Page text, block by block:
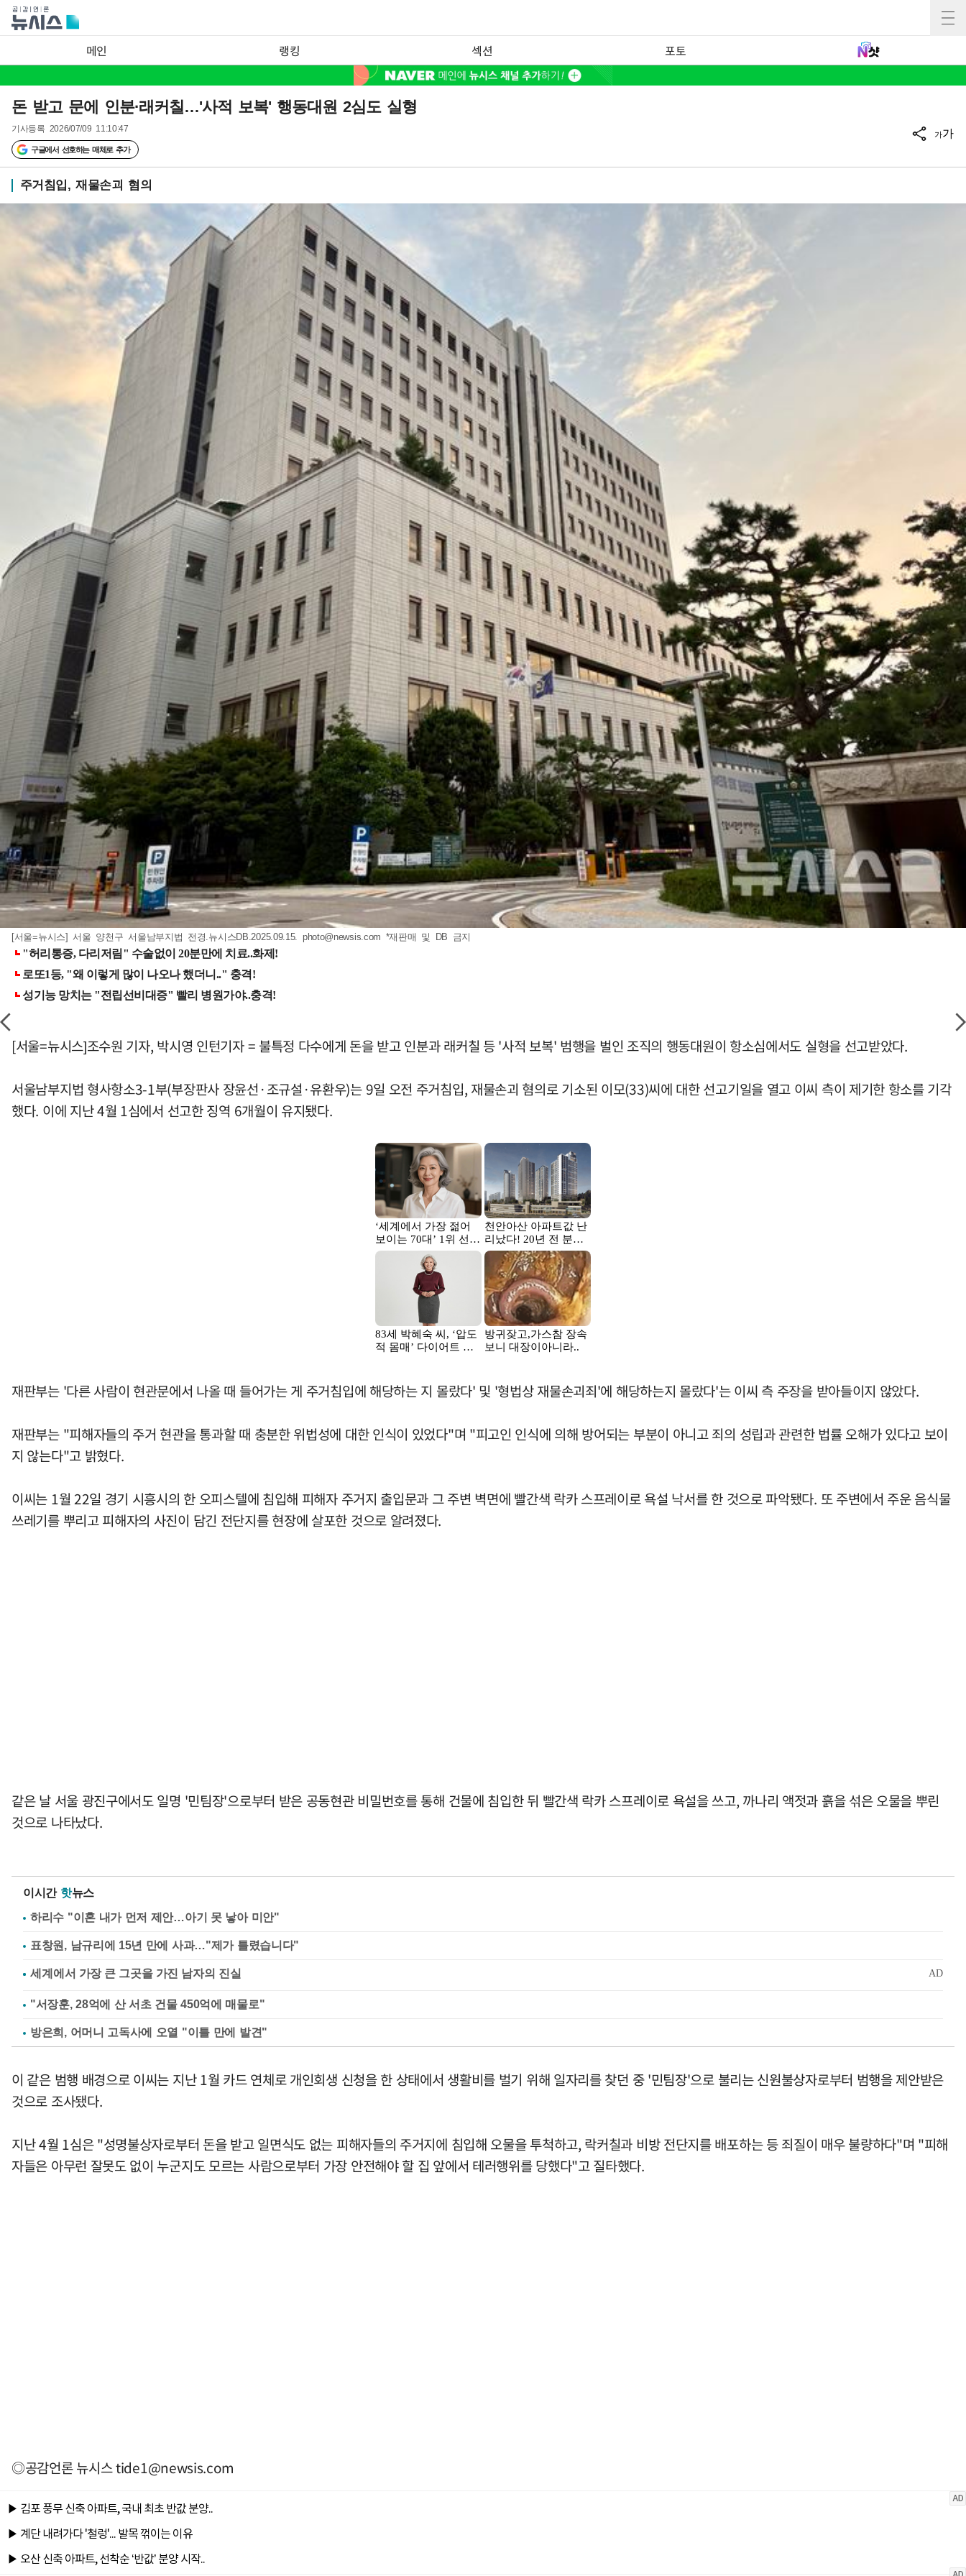
메인 랭킹 섹션 포토
돈 받고 문에 인분·래커칠…'사적 보복' 행동대원 2심도 실형
기사등록 2026/07/09 11:10:47
구글에서 선호하는 매체로 추가
가가
주거침입, 재물손괴 혐의
[서울=뉴시스] 서울 양천구 서울남부지법 전경.뉴시스DB.2025.09.15. photo@newsis.com *재판매 및 DB 금지
[서울=뉴시스]조수원 기자, 박시영 인턴기자 = 불특정 다수에게 돈을 받고 인분과 래커칠 등 '사적 보복' 범행을 벌인 조직의 행동대원이 항소심에서도 실형을 선고받았다.
서울남부지법 형사항소3-1부(부장판사 장윤선·조규설·유환우)는 9일 오전 주거침입, 재물손괴 혐의로 기소된 이모(33)씨에 대한 선고기일을 열고 이씨 측이 제기한 항소를 기각
했다. 이에 지난 4월 1심에서 선고한 징역 6개월이 유지됐다.
재판부는 '다른 사람이 현관문에서 나올 때 들어가는 게 주거침입에 해당하는 지 몰랐다' 및 '형법상 재물손괴죄'에 해당하는지 몰랐다'는 이씨 측 주장을 받아들이지 않았다.
재판부는 "피해자들의 주거 현관을 통과할 때 충분한 위법성에 대한 인식이 있었다"며 "피고인 인식에 의해 방어되는 부분이 아니고 죄의 성립과 관련한 법률 오해가 있다고 보이
지 않는다"고 밝혔다.
이씨는 1월 22일 경기 시흥시의 한 오피스텔에 침입해 피해자 주거지 출입문과 그 주변 벽면에 빨간색 락카 스프레이로 욕설 낙서를 한 것으로 파악됐다. 또 주변에서 주운 음식물
쓰레기를 뿌리고 피해자의 사진이 담긴 전단지를 현장에 살포한 것으로 알려졌다.
같은 날 서울 광진구에서도 일명 '민팀장'으로부터 받은 공동현관 비밀번호를 통해 건물에 침입한 뒤 빨간색 락카 스프레이로 욕설을 쓰고, 까나리 액젓과 흙을 섞은 오물을 뿌린
것으로 나타났다.
이시간 핫뉴스
하리수 "이혼 내가 먼저 제안…아기 못 낳아 미안"
표창원, 남규리에 15년 만에 사과…"제가 틀렸습니다"
"서장훈, 28억에 산 서초 건물 450억에 매물로"
방은희, 어머니 고독사에 오열 "이틀 만에 발견"
이 같은 범행 배경으로 이씨는 지난 1월 카드 연체로 개인회생 신청을 한 상태에서 생활비를 벌기 위해 일자리를 찾던 중 '민팀장'으로 불리는 신원불상자로부터 범행을 제안받은
것으로 조사됐다.
지난 4월 1심은 "성명불상자로부터 돈을 받고 일면식도 없는 피해자들의 주거지에 침입해 오물을 투척하고, 락커칠과 비방 전단지를 배포하는 등 죄질이 매우 불량하다"며 "피해
자들은 아무런 잘못도 없이 누군지도 모르는 사람으로부터 가장 안전해야 할 집 앞에서 테러행위를 당했다"고 질타했다.
◎공감언론 뉴시스tide1@newsis.com